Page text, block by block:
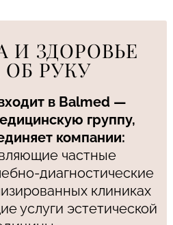
И ЗДОРОВЬЕ
ОБ РУКУ
в Balmed —
группу,
компании:
частные
диагностические
клиниках
услуги эстетической